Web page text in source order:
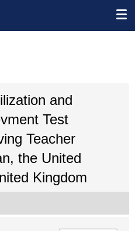
and
Test
Teacher
the United
Kingdom